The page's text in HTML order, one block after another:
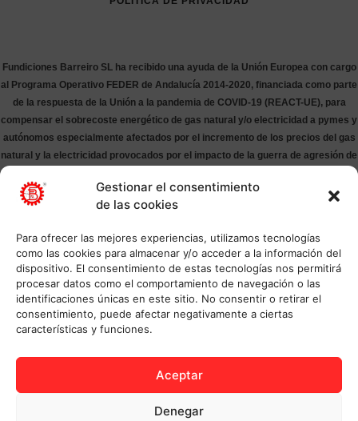
Gestionar el consentimiento
de las cookies
Para ofrecer las mejores experiencias, utilizamos tecnologías
como las cookies para almacenar y/o acceder a la información del
dispositivo. El consentimiento de estas tecnologías nos permitirá
procesar datos como el comportamiento de navegación o las
identificaciones únicas en este sitio. No consentir o retirar el
consentimiento, puede afectar negativamente a ciertas
características y funciones.
Aceptar
Denegar
Fundiciones Barreiro SL ha recibido una ayuda de la Unión Europea con cargo
al Programa Operativo FEDER de Andalucía 2014-2020, financiada como parte
de la respuesta de la Unión a la pandemia de COVID-19 (REACT-UE), para
compensar el sobrecoste energético de gas natural y/o electricidad a pymes y
autónomos especialmente afectados por el incremento de los precios del gas
natural y la electricidad provocados por el impacto de la guerra de agresión de